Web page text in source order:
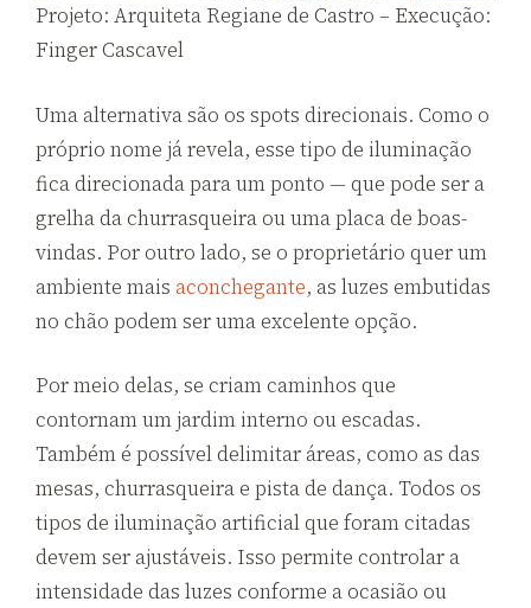
Projeto: Arquiteta Regiane de Castro – Execução:
Finger Cascavel
Uma alternativa são os spots direcionais. Como o
próprio nome já revela, esse tipo de iluminação
fica direcionada para um ponto — que pode ser a
grelha da churrasqueira ou uma placa de boas-
vindas. Por outro lado, se o proprietário quer um
ambiente mais aconchegante, as luzes embutidas
no chão podem ser uma excelente opção.
Por meio delas, se criam caminhos que
contornam um jardim interno ou escadas.
Também é possível delimitar áreas, como as das
mesas, churrasqueira e pista de dança. Todos os
tipos de iluminação artificial que foram citadas
devem ser ajustáveis. Isso permite controlar a
intensidade das luzes conforme a ocasião ou